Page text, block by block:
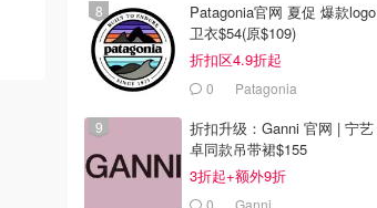
Patagonia官网 夏促 爆款logo
卫衣$54(原$109)
折扣区4.9折起
0 Patagonia
折扣升级：Ganni 官网 | 宁艺
卓同款吊带裙$155
3折起+额外9折
0 Ganni